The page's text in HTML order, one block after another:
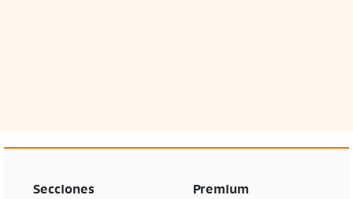
Secciones Premium